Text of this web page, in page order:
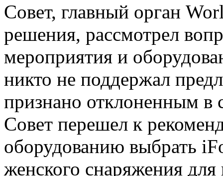
Совет, главный орган
решения, рассмотрел
мероприятия и
никто не поддержал
признано отклоненным в
Совет перешел к
оборудованию выбрать
женского снаряжения